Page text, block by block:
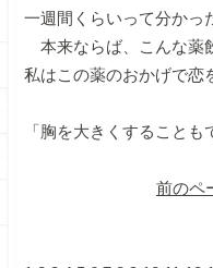
一週間くらいって分かっ
本来ならば、こんな薬
私はこの薬のおかげで恋
「胸を大きくすること
前のペ